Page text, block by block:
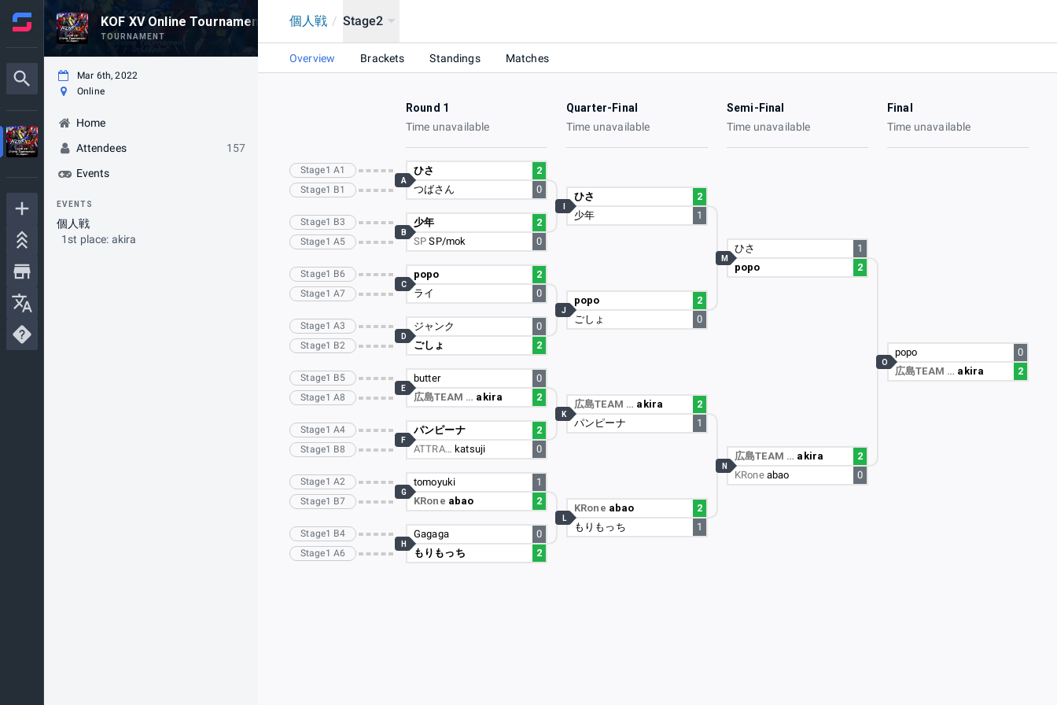
KOF XV Online Tournament in Japan
TOURNAMENT
Mar 6th, 2022
Online
Home
Attendees
157
Events
EVENTS
個人戦
1st place: akira
個人戦 / Stage2
Overview Brackets Standings Matches
Round 1
Time unavailable
Quarter-Final
Time unavailable
Semi-Final
Time unavailable
Final
Time unavailable
ひさ
2
つばさん
0
A
少年
2
SPSP/mok 0
B
popo
2
ライ
0
C
ジャンク
0
ごしょ
2
D
butter
0
広島TEAM … akira 2
E
パンピーナ
2
ATTRA… katsuji 0
F
tomoyuki
1
KRone abao 2
G
Gagaga
0
もりもっち
2
H
ひさ
2
少年
1
popo
2
ごしょ
0
J
広島TEAM … akira
2
パンピーナ
1
K
KRone abao
2
もりもっち
1
L
ひさ
1
popo
2
M
広島TEAM … akira
2
KRone abao 0
N
popo
0
広島TEAM … akira 2
O
Stage1 A1
Stage1 B1
Stage1 B3
Stage1 A5
Stage1 B6
Stage1 A7
Stage1 A3
Stage1 B2
Stage1 B5
Stage1 A8
Stage1 A4
Stage1 B8
Stage1 A2
Stage1 B7
Stage1 B4
Stage1 A6